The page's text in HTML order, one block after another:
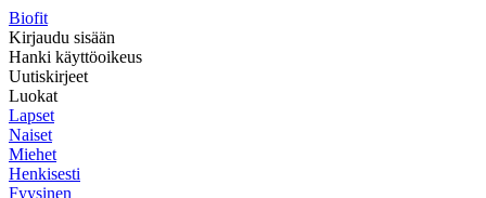
Biofit
Kirjaudu sisään
Hanki käyttöoikeus
Uutiskirjeet
Luokat
Lapset
Naiset
Miehet
Henkisesti
Fyysinen